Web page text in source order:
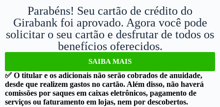
Parabéns! Seu cartão de crédito do
Girabank foi aprovado. Agora você pode
solicitar o seu cartão e desfrutar de todos os
benefícios oferecidos.
SAIBA MAIS
✅ O titular e os adicionais não serão cobrados de anuidade,
desde que realizem gastos no cartão. Além disso, não haverá
comissões por saques em caixas eletrônicos, pagamento de
serviços ou faturamento em lojas, nem por descobertos.